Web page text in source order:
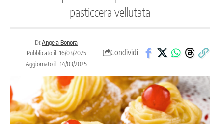
pasticcera vellutata
Di:Angela Bonora
Pubblicato il: 16/03/2025
Aggiornato il: 14/03/2025
Condividi